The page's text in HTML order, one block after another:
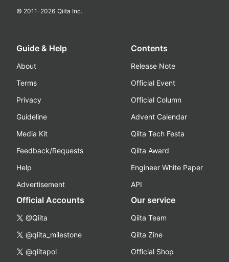
© 2011-2026 Qiita Inc.
Guide & Help
About
Terms
Privacy
Guideline
Media Kit
Feedback/Requests
Help
Advertisement
Contents
Release Note
Official Event
Official Column
Advent Calendar
Qiita Tech Festa
Qiita Award
Engineer White Paper
API
Official Accounts
@Qiita
@qiita_milestone
@qiitapoi
Our service
Qiita Team
Qiita Zine
Official Shop